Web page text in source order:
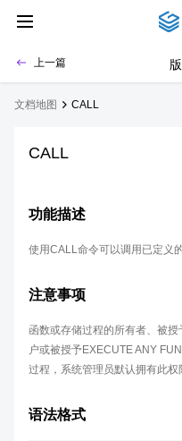
上一篇
文档地图 CALL
CALL
功能描述
使用CALL命令可以调用已定义
注意事项
函数或存储过程的所有者、被
户或被授予EXECUTE ANY
过程，系统管理员默认拥有此权
语法格式